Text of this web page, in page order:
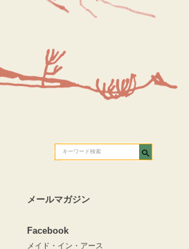
メールマガジン
Facebook
メイド・イン・アース